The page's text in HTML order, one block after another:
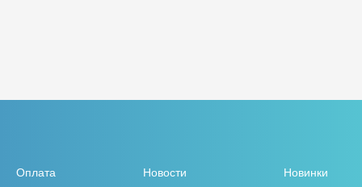
Оплата Новости Новинки